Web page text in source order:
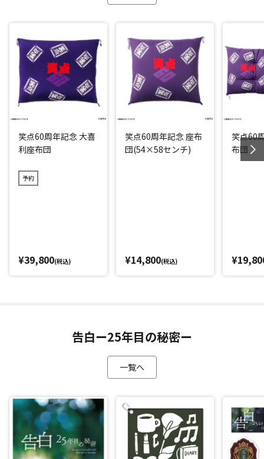
笑点60周年記念 大喜
利座布団
予約
¥39,800(税込)
笑点60周年記念 座布
団(54×58センチ)
¥14,800(税込)
笑点60
布団
告白ー25年目の秘密ー
一覧へ